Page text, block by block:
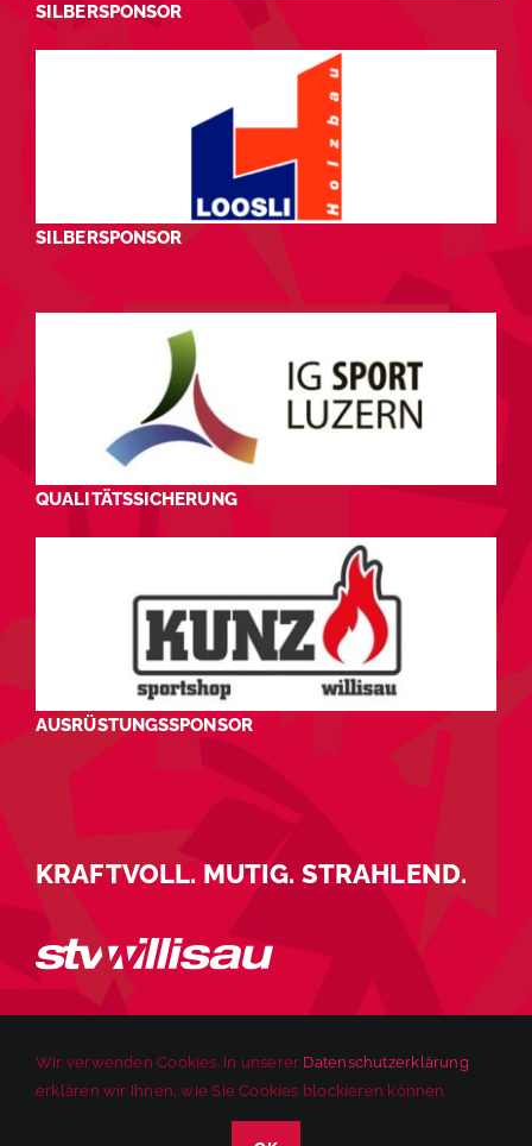
SILBERSPONSOR
SILBERSPONSOR
QUALITÄTSSICHERUNG
AUSRÜSTUNGSSPONSOR
KRAFTVOLL. MUTIG. STRAHLEND.
© 2025 STV Willisau | Alle Rechte vorbehalten. |
Wir verwenden Cookies. In unserer Datenschutzerklärung
erklären wir Ihnen, wie Sie Cookies blockieren können.